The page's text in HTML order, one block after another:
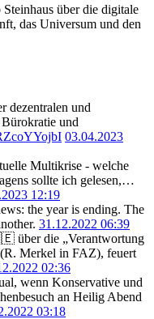
über die digitale
das Universum und den
dezentralen und
und
03.04.2023
Multikrise - welche
sollte ich gelesen,…
12:19
the year is ending. The
31.12.2022 06:39
über die „Verantwortung
Merkel in FAZ), feuert
02:36
wenn Konservative und
an Heilig Abend
03:18